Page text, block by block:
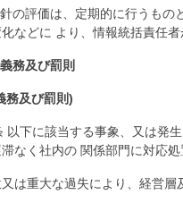
の評価は、定期的に行うもの
などに より、情報統括責任
務及び罰則
務及び罰則)
以下に該当する事象、又は発
なく社内の 関係部門に対応
は重大な過失により、経営層